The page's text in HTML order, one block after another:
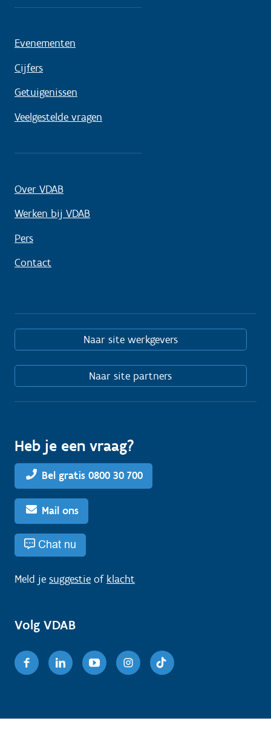
Evenementen
Cijfers
Getuigenissen
Veelgestelde vragen
Over VDAB
Werken bij VDAB
Pers
Contact
Naar site werkgevers
Naar site partners
Heb je een vraag?
Bel gratis 0800 30 700
Mail ons
Chat nu
Meld je suggestie of klacht
Volg VDAB
FacebookLinkedinYoutubeInstagram